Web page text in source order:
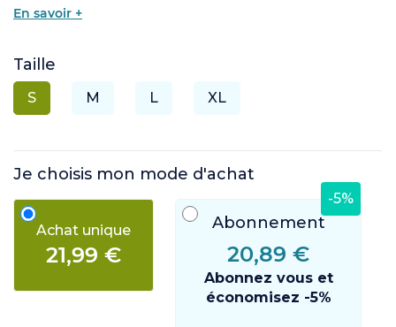
En savoir +
Taille
S M L XL
Je choisis mon mode d'achat
Achat unique
21,99 €
Abonnement
-5%
20,89 €
Abonnez vous et
économisez -5%